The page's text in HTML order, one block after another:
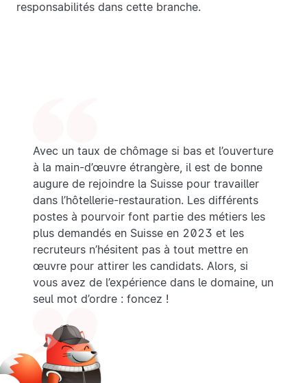
responsabilités dans cette branche.
Avec un taux de chômage si bas et l’ouverture
à la main-d’œuvre étrangère, il est de bonne
augure de rejoindre la Suisse pour travailler
dans l’hôtellerie-restauration. Les différents
postes à pourvoir font partie des métiers les
plus demandés en Suisse en 2023 et les
recruteurs n’hésitent pas à tout mettre en
œuvre pour attirer les candidats. Alors, si
vous avez de l’expérience dans le domaine, un
seul mot d’ordre : foncez !